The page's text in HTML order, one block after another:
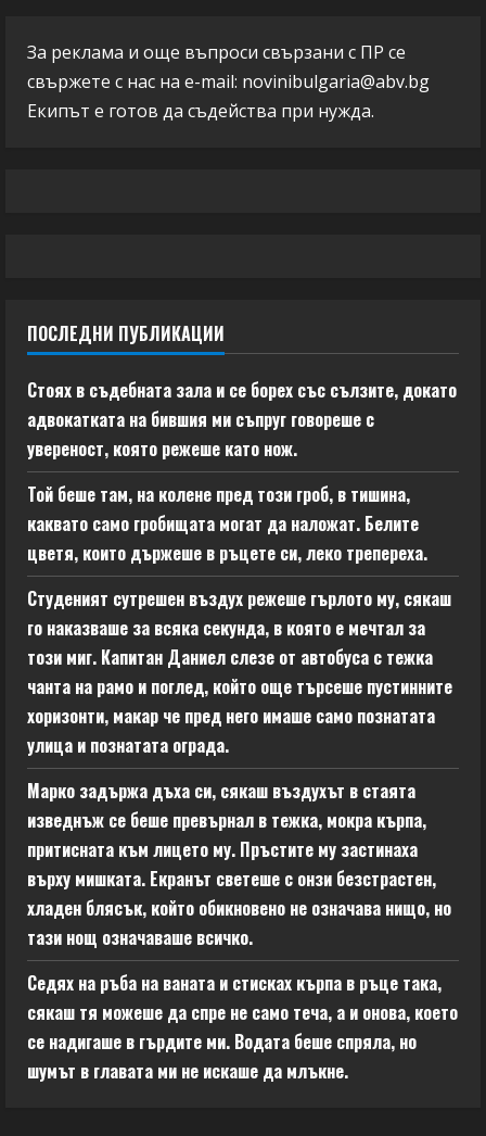
За реклама и още въпроси свързани с ПР се
свържете с нас на e-mail: novinibulgaria@abv.bg
Екипът е готов да съдейства при нужда.
ПОСЛЕДНИ ПУБЛИКАЦИИ
Стоях в съдебната зала и се борех със сълзите, докато
адвокатката на бившия ми съпруг говореше с
увереност, която режеше като нож.
Той беше там, на колене пред този гроб, в тишина,
каквато само гробищата могат да наложат. Белите
цветя, които държеше в ръцете си, леко трепереха.
Студеният сутрешен въздух режеше гърлото му, сякаш
го наказваше за всяка секунда, в която е мечтал за
този миг. Капитан Даниел слезе от автобуса с тежка
чанта на рамо и поглед, който още търсеше пустинните
хоризонти, макар че пред него имаше само познатата
улица и познатата ограда.
Марко задържа дъха си, сякаш въздухът в стаята
изведнъж се беше превърнал в тежка, мокра кърпа,
притисната към лицето му. Пръстите му застинаха
върху мишката. Екранът светеше с онзи безстрастен,
хладен блясък, който обикновено не означава нищо, но
тази нощ означаваше всичко.
Седях на ръба на ваната и стисках кърпа в ръце така,
сякаш тя можеше да спре не само теча, а и онова, което
се надигаше в гърдите ми. Водата беше спряла, но
шумът в главата ми не искаше да млъкне.